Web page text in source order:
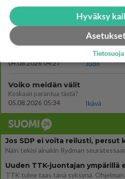
Mitä uskot hänen ajattelevan
😇
04.08.2026 18:30
Miia Heikkinen avautui !
04.08.2026 04:27
Judo
Voiko meidän välit
Koskaan parantua tästä?
05.08.2026 05:34
Ikävä
Hyväksy
Tietosuoja